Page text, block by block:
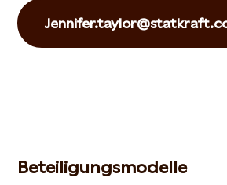
Beteiligungsmodelle